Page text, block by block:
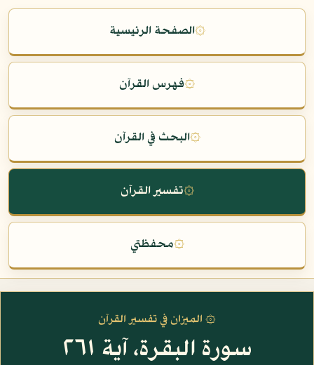
۞الصفحة الرئيسية
۞فهرس القرآن
۞البحث في القرآن
۞تفسير القرآن
۞محفظتي
۞ الميزان في تفسير القرآن
سورة البقرة، آية ٢٦١